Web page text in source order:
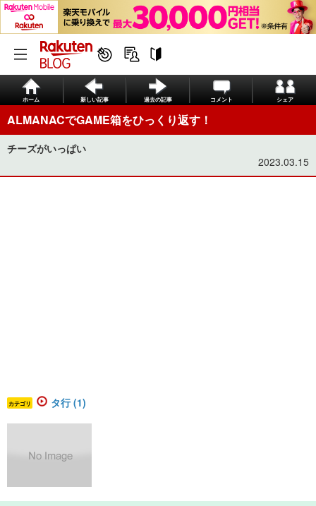
ホーム 新しい記事 過去の記事 コメント シェア
ALMANACでGAME箱をひっくり返す！
チーズがいっぱい
2023.03.15
カテゴリ タ行 (1)